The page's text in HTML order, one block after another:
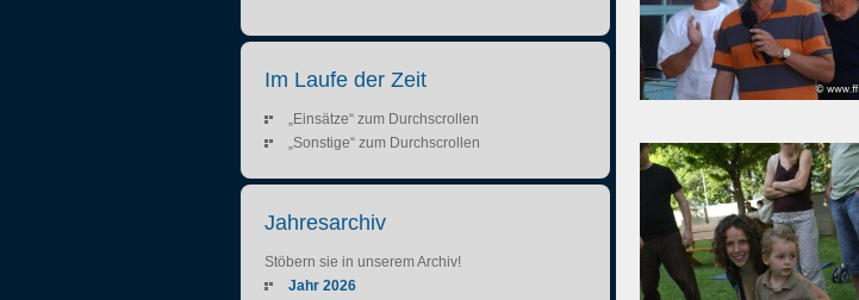
Im Laufe der Zeit
„Einsätze“ zum Durchscrollen
„Sonstige“ zum Durchscrollen
Jahresarchiv
Stöbern sie in unserem Archiv!
Jahr 2026